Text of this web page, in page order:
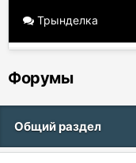
Трынделка
Форумы
Общий раздел